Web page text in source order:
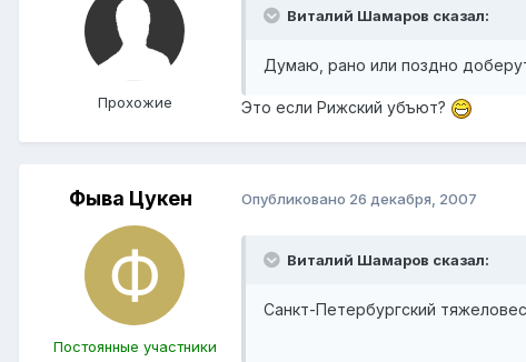
Прохожие
Виталий Шамаров сказал:
Думаю, рано или поздно
Это если Рижский убъют?
Фыва Цукен
Постоянные участники
Опубликовано 26 декабря, 2007
Виталий Шамаров сказал:
Санкт-Петербургский